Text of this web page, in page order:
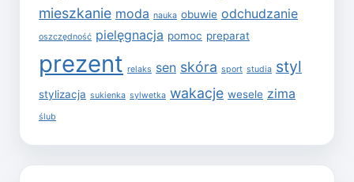
mieszkanie moda nauka obuwie odchudzanie
oszczędność pielęgnacja pomoc preparat
prezent relaks sen skóra sport studia styl
stylizacja sukienka sylwetka wakacje wesele zima
ślub